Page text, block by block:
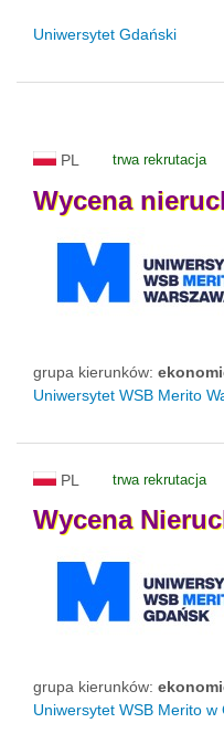
Uniwersytet Gdański
PL trwa rekrutacja
Wycena
grupa kierunków:
Uniwersytet WSB Merito
PL trwa rekrutacja
Wycena
grupa kierunków:
Uniwersytet WSB Merito w